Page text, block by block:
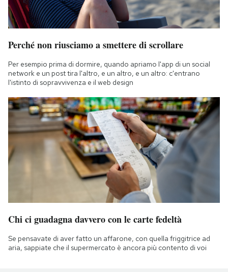
Perché non riusciamo a smettere di scrollare
Per esempio prima di dormire, quando apriamo l'app di un social
network e un post tira l'altro, e un altro, e un altro: c'entrano
l'istinto di sopravvivenza e il web design
Chi ci guadagna davvero con le carte fedeltà
Se pensavate di aver fatto un affarone, con quella friggitrice ad
aria, sappiate che il supermercato è ancora più contento di voi